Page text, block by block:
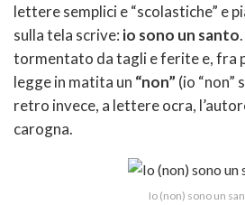
lettere semplici e “scolastiche” e
sulla tela scrive: io sono un santo
tormentato da tagli e ferite e, fra
legge in matita un “non” (io “non”
retro invece, a lettere ocra,
carogna.
Io (non) sono un